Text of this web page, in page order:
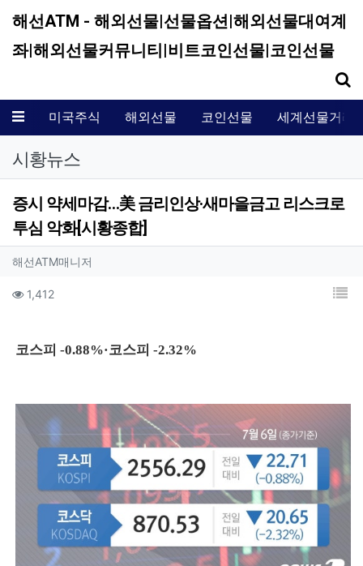
해선ATM - 해외선물|선물옵션|해외선물대여계
좌|해외선물커뮤니티|비트코인선물|코인선물
메뉴 미국주식 해외선물 코인선물 세계선물거래
시황뉴스
증시 약세마감…美 금리인상·새마을금고 리스크로
투심 악화[시황종합]
작성자 정보
해선ATM매니저
컨텐츠 정보
1,412조회 목
코스피 -0.88%·코스피 -2.32%